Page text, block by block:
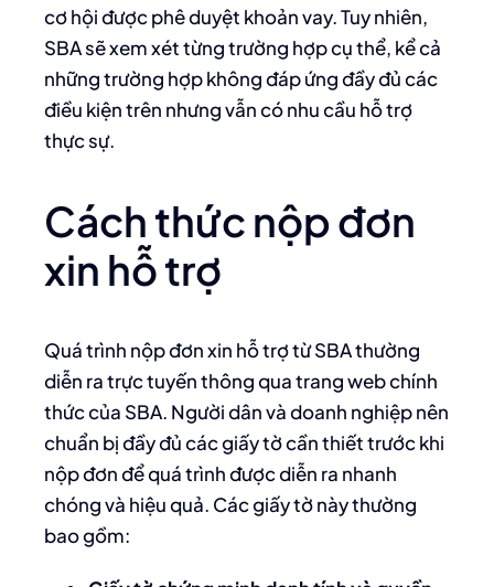
cơ hội được phê duyệt khoản vay. Tuy nhiên,
SBA sẽ xem xét từng trường hợp cụ thể, kể cả
những trường hợp không đáp ứng đầy đủ các
điều kiện trên nhưng vẫn có nhu cầu hỗ trợ
thực sự.
Cách thức nộp đơn
xin hỗ trợ
Quá trình nộp đơn xin hỗ trợ từ SBA thường
diễn ra trực tuyến thông qua trang web chính
thức của SBA. Người dân và doanh nghiệp nên
chuẩn bị đầy đủ các giấy tờ cần thiết trước khi
nộp đơn để quá trình được diễn ra nhanh
chóng và hiệu quả. Các giấy tờ này thường
bao gồm: